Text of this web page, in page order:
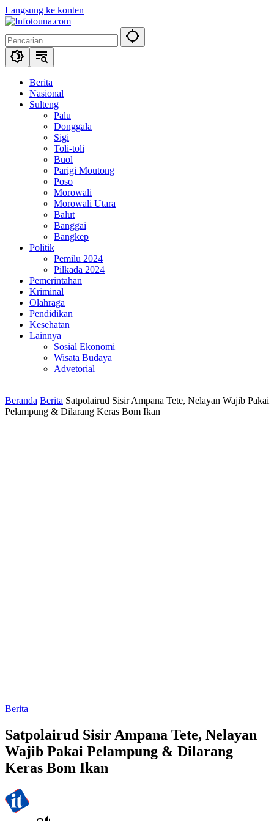
Langsung ke konten
Berita
Nasional
Sulteng
Palu
Donggala
Sigi
Toli-toli
Buol
Parigi Moutong
Poso
Morowali
Morowali Utara
Balut
Banggai
Bangkep
Politik
Pemilu 2024
Pilkada 2024
Pemerintahan
Kriminal
Olahraga
Pendidikan
Kesehatan
Lainnya
Sosial Ekonomi
Wisata Budaya
Advetorial
Beranda Berita Satpolairud Sisir Ampana Tete, Nelayan Wajib Pakai
Pelampung & Dilarang Keras Bom Ikan
Berita
Satpolairud Sisir Ampana Tete, Nelayan
Wajib Pakai Pelampung & Dilarang
Keras Bom Ikan